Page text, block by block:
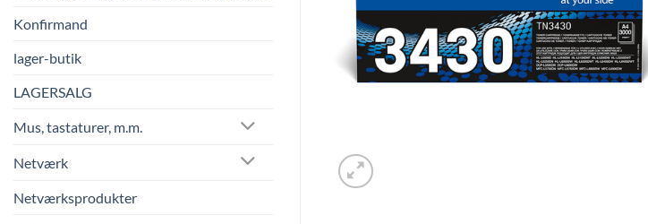
Konfirmand
lager-butik
LAGERSALG
Mus, tastaturer, m.m.
Netværk
Netværksprodukter